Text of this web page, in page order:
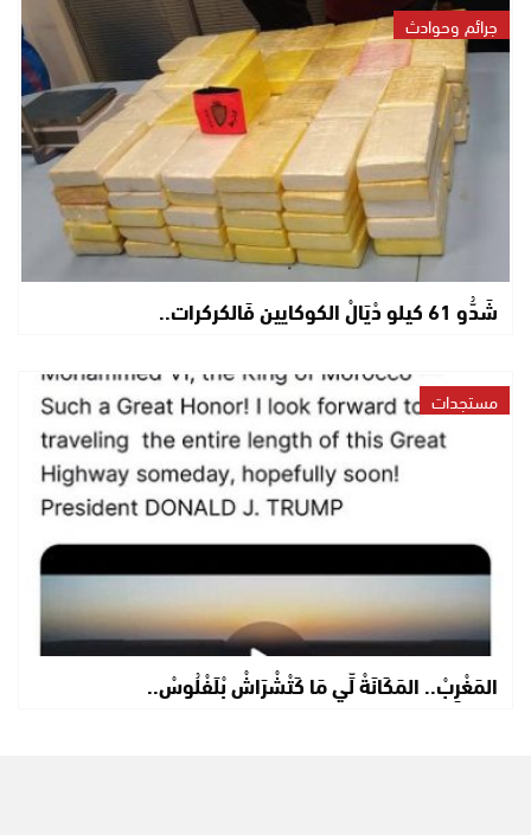
جرائم وحوادث
شَدُّو 61 كيلو دْيَالْ الكوكايين فَالكركرات..
مستجدات
المَغْرِبْ.. المَكَانَةْ لِّي مَا كَتْشْرَاشْ بْلَفْلُوسْ..